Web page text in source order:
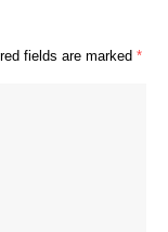
fields are marked *